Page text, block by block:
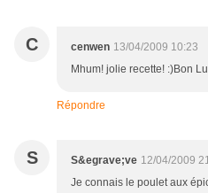
C cenwen 13/04/2009 10:23
Mhum! jolie recette! :)Bon
Répondre
S S&egrave;ve 12/04/2009
Je connais le poulet aux